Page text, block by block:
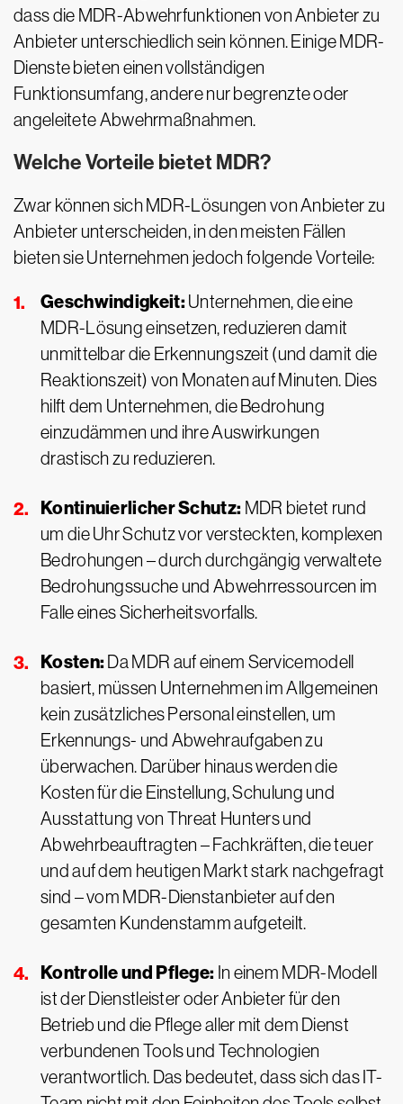
dass die MDR-Abwehrfunktionen von Anbieter zu
Anbieter unterschiedlich sein können. Einige MDR-
Dienste bieten einen vollständigen
Funktionsumfang, andere nur begrenzte oder
angeleitete Abwehrmaßnahmen.
Welche Vorteile bietet MDR?
Zwar können sich MDR-Lösungen von Anbieter zu
Anbieter unterscheiden, in den meisten Fällen
bieten sie Unternehmen jedoch folgende Vorteile:
Geschwindigkeit:Unternehmen, die eine
MDR-Lösung einsetzen, reduzieren damit
unmittelbar die Erkennungszeit (und damit die
Reaktionszeit) von Monaten auf Minuten. Dies
hilft dem Unternehmen, die Bedrohung
einzudämmen und ihre Auswirkungen
drastisch zu reduzieren.
Kontinuierlicher Schutz: MDR bietet rund
um die Uhr Schutz vor versteckten, komplexen
Bedrohungen – durch durchgängig verwaltete
Bedrohungssuche und Abwehrressourcen im
Falle eines Sicherheitsvorfalls.
Kosten: Da MDR auf einem Servicemodell
basiert, müssen Unternehmen im Allgemeinen
kein zusätzliches Personal einstellen, um
Erkennungs- und Abwehraufgaben zu
überwachen. Darüber hinaus werden die
Kosten für die Einstellung, Schulung und
Ausstattung von Threat Hunters und
Abwehrbeauftragten – Fachkräften, die teuer
und auf dem heutigen Markt stark nachgefragt
sind – vom MDR-Dienstanbieter auf den
gesamten Kundenstamm aufgeteilt.
Kontrolle und Pflege: In einem MDR-Modell
ist der Dienstleister oder Anbieter für den
Betrieb und die Pflege aller mit dem Dienst
verbundenen Tools und Technologien
verantwortlich. Das bedeutet, dass sich das IT-